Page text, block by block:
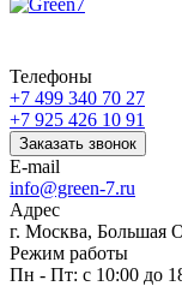
Телефоны
+7 499 340 70 27
+7 925 426 10 91
Заказать звонок
E-mail
info@green-7.ru
Адрес
г. Москва, Большая
Режим работы
Пн - Пт: с 10:00 до